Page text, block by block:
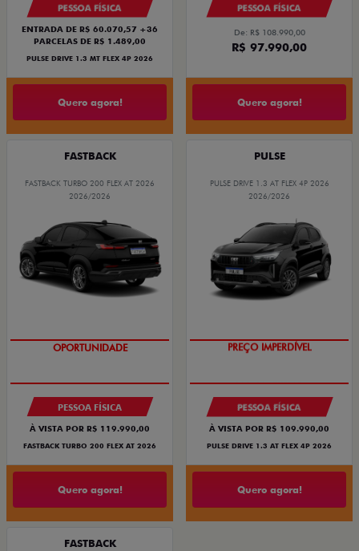
PESSOA FÍSICA
ENTRADA DE R$ 60.070,57 +36
PARCELAS DE R$ 1.489,00
PULSE DRIVE 1.3 MT FLEX 4P 2026
Quero agora!
PESSOA FÍSICA
De: R$ 108.990,00
R$ 97.990,00
Quero agora!
FASTBACK
FASTBACK TURBO 200 FLEX AT 2026
2026/2026
OPORTUNIDADE
PESSOA FÍSICA
À VISTA POR R$ 119.990,00
FASTBACK TURBO 200 FLEX AT 2026
Quero agora!
PULSE
PULSE DRIVE 1.3 AT FLEX 4P 2026
2026/2026
PREÇO IMPERDÍVEL
PESSOA FÍSICA
À VISTA POR R$ 109.990,00
PULSE DRIVE 1.3 AT FLEX 4P 2026
Quero agora!
FASTBACK